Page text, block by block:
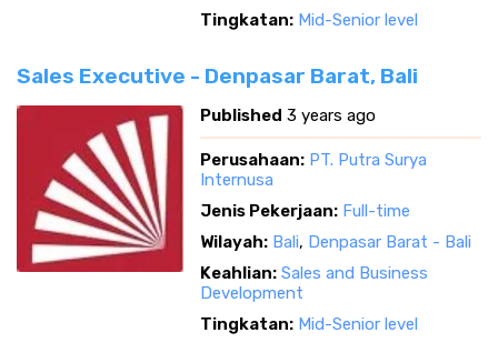
Tingkatan: Mid-Senior level
Sales Executive - Denpasar Barat, Bali
Published 3 years ago
Perusahaan: PT. Putra Surya
Internusa
Jenis Pekerjaan: Full-time
Wilayah: Bali, Denpasar Barat - Bali
Keahlian: Sales and Business
Development
Tingkatan: Mid-Senior level